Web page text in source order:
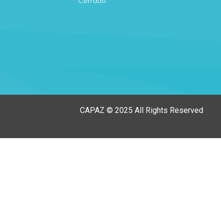
CAPAZ © 2025 All Rights Reserved